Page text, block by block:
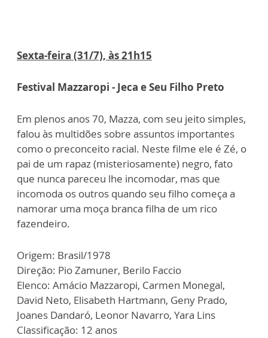
Sexta-feira (31/7), às 21h15
Festival Mazzaropi - Jeca e Seu Filho Preto
Em plenos anos 70, Mazza, com seu jeito simples,
falou às multidões sobre assuntos importantes
como o preconceito racial. Neste filme ele é Zé, o
pai de um rapaz (misteriosamente) negro, fato
que nunca pareceu lhe incomodar, mas que
incomoda os outros quando seu filho começa a
namorar uma moça branca filha de um rico
fazendeiro.
Origem: Brasil/1978
Direção: Pio Zamuner, Berilo Faccio
Elenco: Amácio Mazzaropi, Carmen Monegal,
David Neto, Elisabeth Hartmann, Geny Prado,
Joanes Dandaró, Leonor Navarro, Yara Lins
Classificação: 12 anos